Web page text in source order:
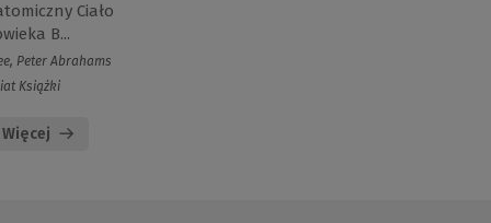
Ciało
B...
Peter Abrahams
Książki
Więcej